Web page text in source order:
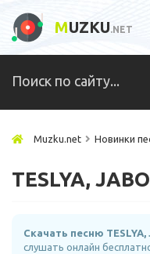
MUZKU.NET
Muzku.net Новинки
TESLYA,
Скачать песню
слушать онлайн